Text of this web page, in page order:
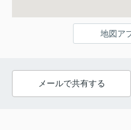
地図ア
メールで共有する